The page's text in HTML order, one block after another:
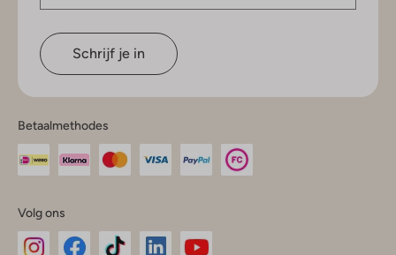
Schrijf je in
Betaalmethodes
Volg ons